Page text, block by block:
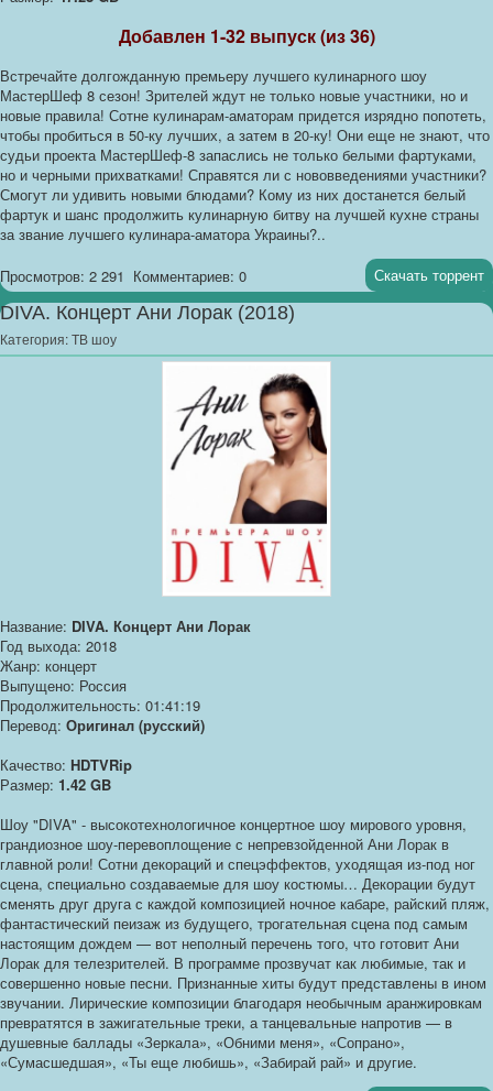
Добавлен 1-32 выпуск (из 36)
Встречайте долгожданную премьеру лучшего кулинарного шоу
МастерШеф 8 сезон! Зрителей ждут не только новые участники, но и
новые правила! Сотне кулинарам-аматорам придется изрядно попотеть,
чтобы пробиться в 50-ку лучших, а затем в 20-ку! Они еще не знают, что
судьи проекта МастерШеф-8 запаслись не только белыми фартуками,
но и черными прихватками! Справятся ли с нововведениями участники?
Смогут ли удивить новыми блюдами? Кому из них достанется белый
фартук и шанс продолжить кулинарную битву на лучшей кухне страны
за звание лучшего кулинара-аматора Украины?..
Просмотров: 2 291 Комментариев: 0 Скачать торрент
DIVA. Концерт Ани Лорак (2018)
Категория:ТВ шоу
Название: DIVA. Концерт Ани Лорак
Год выхода: 2018
Жанр: концерт
Выпущено: Россия
Продолжительность: 01:41:19
Перевод: Оригинал (русский)
Качество: HDTVRip
Размер: 1.42 GB
Шоу "DIVA" - высокотехнологичное концертное шоу мирового уровня,
грандиозное шоу-перевоплощение с непревзойденной Ани Лорак в
главной роли! Сотни декораций и спецэффектов, уходящая из-под ног
сцена, специально создаваемые для шоу костюмы… Декорации будут
сменять друг друга с каждой композицией ночное кабаре, райский пляж,
фантастический пеизаж из будущего, трогательная сцена под самым
настоящим дождем — вот неполный перечень того, что готовит Ани
Лорак для телезрителей. В программе прозвучат как любимые, так и
совершенно новые песни. Признанные хиты будут представлены в ином
звучании. Лирические композиции благодаря необычным аранжировкам
превратятся в зажигательные треки, а танцевальные напротив — в
душевные баллады «Зеркала», «Обними меня», «Сопрано»,
«Сумасшедшая», «Ты еще любишь», «Забирай рай» и другие.